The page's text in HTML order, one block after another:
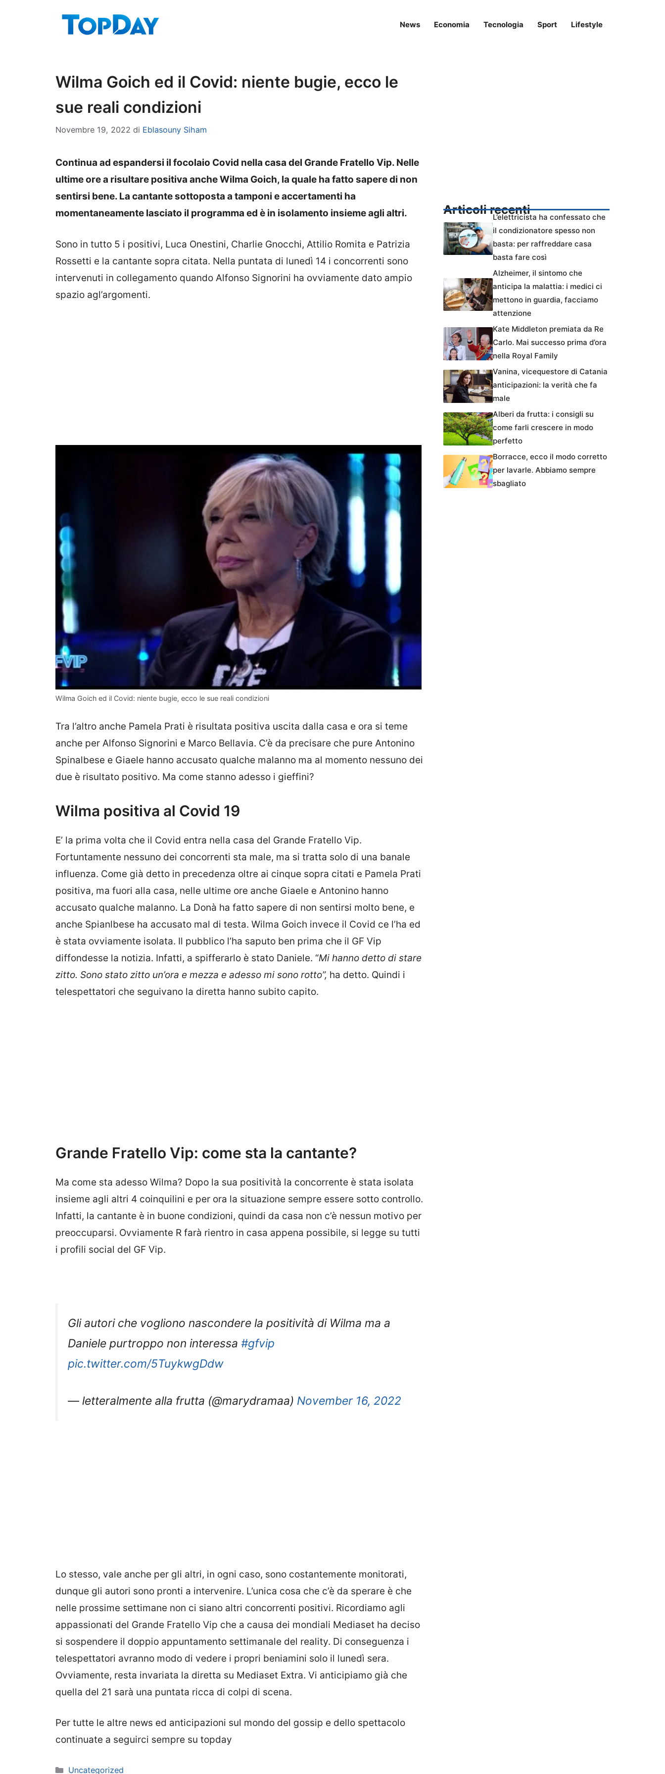
News Economia Tecnologia Sport Lifestyle
Wilma Goich ed il Covid: niente bugie, ecco le
sue reali condizioni
Novembre 19, 2022 di Eblasouny Siham
Continua ad espandersi il focolaio Covid nella casa del Grande Fratello Vip. Nelle
ultime ore a risultare positiva anche Wilma Goich, la quale ha fatto sapere di non
sentirsi bene. La cantante sottoposta a tamponi e accertamenti ha
momentaneamente lasciato il programma ed è in isolamento insieme agli altri.
Sono in tutto 5 i positivi, Luca Onestini, Charlie Gnocchi, Attilio Romita e Patrizia
Rossetti e la cantante sopra citata. Nella puntata di lunedì 14 i concorrenti sono
intervenuti in collegamento quando Alfonso Signorini ha ovviamente dato ampio
spazio agl’argomenti.
Wilma Goich ed il Covid: niente bugie, ecco le sue reali condizioni
Tra l’altro anche Pamela Prati è risultata positiva uscita dalla casa e ora si teme
anche per Alfonso Signorini e Marco Bellavia. C’è da precisare che pure Antonino
Spinalbese e Giaele hanno accusato qualche malanno ma al momento nessuno dei
due è risultato positivo. Ma come stanno adesso i gieffini?
Wilma positiva al Covid 19
E’ la prima volta che il Covid entra nella casa del Grande Fratello Vip.
Fortuntamente nessuno dei concorrenti sta male, ma si tratta solo di una banale
influenza. Come già detto in precedenza oltre ai cinque sopra citati e Pamela Prati
positiva, ma fuori alla casa, nelle ultime ore anche Giaele e Antonino hanno
accusato qualche malanno. La Donà ha fatto sapere di non sentirsi molto bene, e
anche Spianlbese ha accusato mal di testa. Wilma Goich invece il Covid ce l’ha ed
è stata ovviamente isolata. Il pubblico l’ha saputo ben prima che il GF Vip
diffondesse la notizia. Infatti, a spifferarlo è stato Daniele. “Mi hanno detto di stare
zitto. Sono stato zitto un’ora e mezza e adesso mi sono rotto”, ha detto. Quindi i
telespettatori che seguivano la diretta hanno subito capito.
Grande Fratello Vip: come sta la cantante?
Ma come sta adesso Wilma? Dopo la sua positività la concorrente è stata isolata
insieme agli altri 4 coinquilini e per ora la situazione sempre essere sotto controllo.
Infatti, la cantante è in buone condizioni, quindi da casa non c’è nessun motivo per
preoccuparsi. Ovviamente R farà rientro in casa appena possibile, si legge su tutti
i profili social del GF Vip.
Gli autori che vogliono nascondere la positività di Wilma ma a
Daniele purtroppo non interessa #gfvip
pic.twitter.com/5TuykwgDdw
— letteralmente alla frutta (@marydramaa) November 16, 2022
Lo stesso, vale anche per gli altri, in ogni caso, sono costantemente monitorati,
dunque gli autori sono pronti a intervenire. L’unica cosa che c’è da sperare è che
nelle prossime settimane non ci siano altri concorrenti positivi. Ricordiamo agli
appassionati del Grande Fratello Vip che a causa dei mondiali Mediaset ha deciso
si sospendere il doppio appuntamento settimanale del reality. Di conseguenza i
telespettatori avranno modo di vedere i propri beniamini solo il lunedì sera.
Ovviamente, resta invariata la diretta su Mediaset Extra. Vi anticipiamo già che
quella del 21 sarà una puntata ricca di colpi di scena.
Per tutte le altre news ed anticipazioni sul mondo del gossip e dello spettacolo
continuate a seguirci sempre su topday
Categorie
Uncategorized
Articoli recenti
L’elettricista ha confessato che
il condizionatore spesso non
basta: per raffreddare casa
basta fare così
Alzheimer, il sintomo che
anticipa la malattia: i medici ci
mettono in guardia, facciamo
attenzione
Kate Middleton premiata da Re
Carlo. Mai successo prima d’ora
nella Royal Family
Vanina, vicequestore di Catania
anticipazioni: la verità che fa
male
Alberi da frutta: i consigli su
come farli crescere in modo
perfetto
Borracce, ecco il modo corretto
per lavarle. Abbiamo sempre
sbagliato